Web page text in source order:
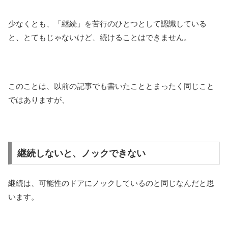
少なくとも、「継続」を苦行のひとつとして認識している
と、とてもじゃないけど、続けることはできません。
このことは、以前の記事でも書いたこととまったく同じこと
ではありますが、
継続しないと、ノックできない
継続は、可能性のドアにノックしているのと同じなんだと思
います。